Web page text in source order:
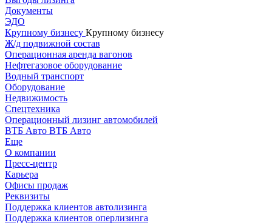
Документы
ЭДО
Крупному бизнесу Крупному бизнесу
Ж/д подвижной состав
Операционная аренда вагонов
Нефтегазовое оборудование
Водный транспорт
Оборудование
Недвижимость
Спецтехника
Операционный лизинг автомобилей
ВТБ Авто ВТБ Авто
Еще
О компании
Пресс-центр
Карьера
Офисы продаж
Реквизиты
Поддержка клиентов автолизинга
Поддержка клиентов оперлизинга